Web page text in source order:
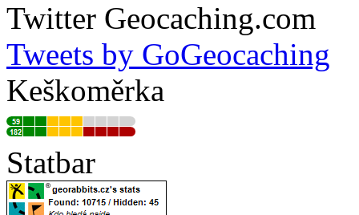
Twitter Geocaching.com
Tweets by GoGeocaching
Keškoměrka
Statbar